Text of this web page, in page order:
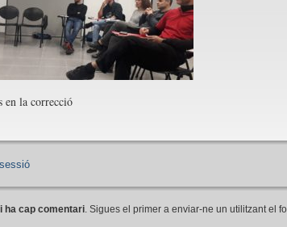
en la correcció
ha cap comentari. Sigues el primer a enviar-ne un utilitzant el